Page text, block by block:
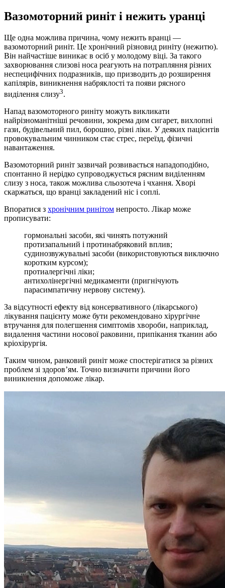
Вазомоторний риніт і нежить уранці
Ще одна можлива причина, чому нежить вранці —
вазомоторний риніт. Це хронічний різновид риніту (нежитю).
Він найчастіше виникає в осіб у молодому віці. За такого
захворювання слизові носа реагують на потрапляння різних
неспецифічних подразників, що призводить до розширення
капілярів, виникнення набряклості та появи рясного
виділення слизу3.
Напад вазомоторного риніту можуть викликати
найрізноманітніші речовини, зокрема дим сигарет, вихлопні
гази, будівельний пил, борошно, різні ліки. У деяких пацієнтів
провокувальним чинником стає стрес, переїзд, фізичні
навантаження.
Вазомоторний риніт зазвичай розвивається нападоподібно,
спонтанно й нерідко супроводжується рясним виділенням
слизу з носа, також можлива сльозотеча і чхання. Хворі
скаржаться, що вранці закладений ніс і соплі.
Впоратися з хронічним ринітом непросто. Лікар може
прописувати:
гормональні засоби, які чинять потужний
протизапальний і протинабряковий вплив;
судинозвужувальні засоби (використовуються виключно
коротким курсом);
протиалергічні ліки;
антихолінергічні медикаменти (пригнічують
парасимпатичну нервову систему).
За відсутності ефекту від консервативного (лікарського)
лікування пацієнту може бути рекомендовано хірургічне
втручання для полегшення симптомів хвороби, наприклад,
видалення частини носової раковини, припікання тканин або
кріохірургія.
Таким чином, ранковий риніт може спостерігатися за різних
проблем зі здоров’ям. Точно визначити причини його
виникнення допоможе лікар.